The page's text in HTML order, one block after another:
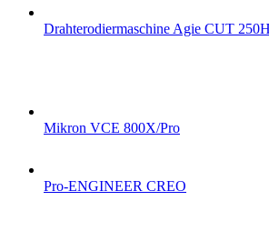
Drahterodiermaschine Agie CUT
Mikron VCE 800X/Pro
Pro-ENGINEER CREO